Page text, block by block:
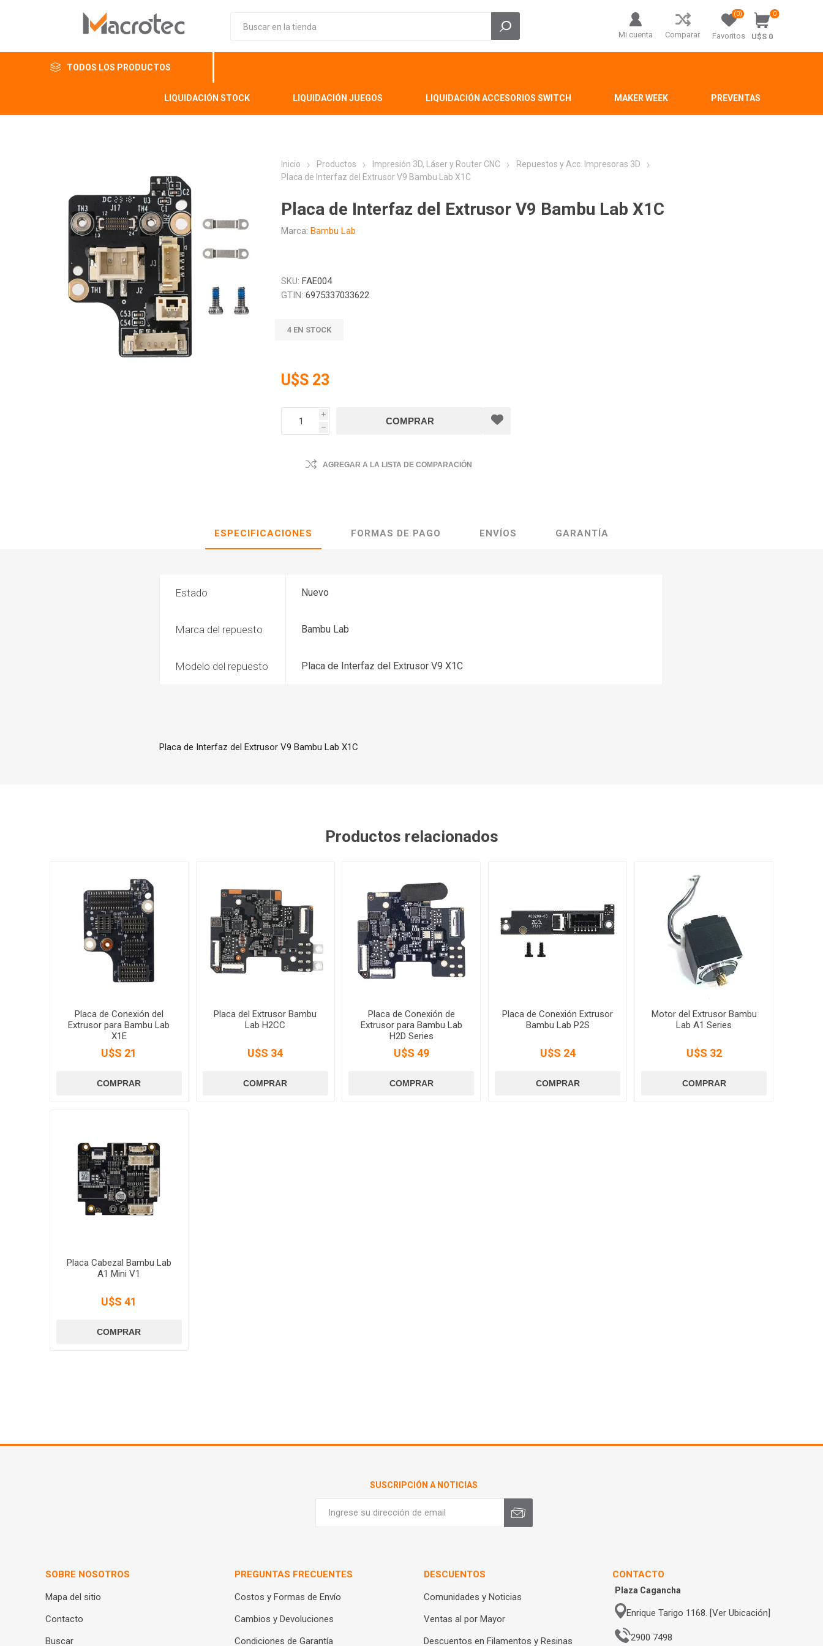
Mi cuenta Comparar Favoritos
(0) 0
U$S 0
TODOS LOS PRODUCTOS
LIQUIDACIÓN STOCK LIQUIDACIÓN JUEGOS LIQUIDACIÓN ACCESORIOS SWITCH MAKER WEEK PREVENTAS
Inicio Productos Impresión 3D, Láser y Router CNC
Repuestos y Acc. Impresoras 3D
Placa de Interfaz del Extrusor V9 Bambu Lab X1C
Placa de Interfaz del Extrusor V9 Bambu Lab X1C
Marca: Bambu Lab
SKU: FAE004
GTIN: 6975337033622
4 EN STOCK
U$S 23
i
h
AGREGAR A LA LISTA DE COMPARACIÓN
ESPECIFICACIONES FORMAS DE PAGO ENVÍOS GARANTÍA
Estado Nuevo
Marca del repuesto Bambu Lab
Modelo del repuesto Placa de Interfaz del Extrusor V9 X1C
Placa de Interfaz del Extrusor V9 Bambu Lab X1C
Productos relacionados
Placa de Conexión del
Extrusor para Bambu Lab
X1E
U$S 21
Placa del Extrusor Bambu
Lab H2CC
U$S 34
Placa de Conexión de
Extrusor para Bambu Lab
H2D Series
U$S 49
Placa de Conexión Extrusor
Bambu Lab P2S
U$S 24
Motor del Extrusor Bambu
Lab A1 Series
U$S 32
Placa Cabezal Bambu Lab
A1 Mini V1
U$S 41
SUSCRIPCIÓN A NOTICIAS
SOBRE NOSOTROS
Mapa del sitio
Contacto
Buscar
PREGUNTAS FRECUENTES
Costos y Formas de Envío
Cambios y Devoluciones
Condiciones de Garantía
DESCUENTOS
Comunidades y Noticias
Ventas al por Mayor
Descuentos en Filamentos y Resinas
CONTACTO
Plaza Cagancha
Enrique Tarigo 1168. [Ver Ubicación]
2900 7498